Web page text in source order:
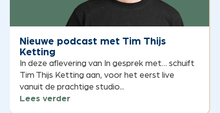
Nieuwe podcast met Tim Thijs
Ketting
In deze aflevering van In gesprek met… schuift
Tim Thijs Ketting aan, voor het eerst live
vanuit de prachtige studio...
Lees verder